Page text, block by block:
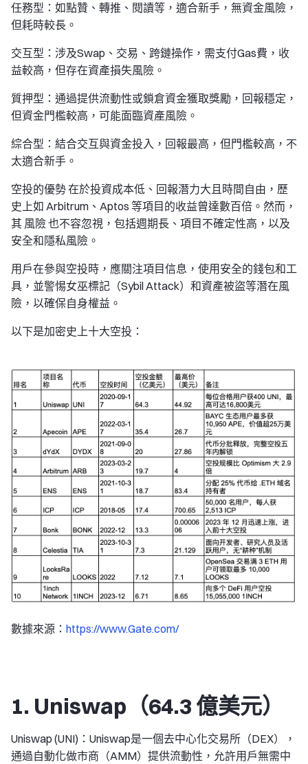
任務型：如點贊、轉推、閱讀等，適合新手，無資金風險，
但耗時較長。
交互型：涉及Swap、交易、跨鏈操作，需支付Gas費，收
益較高，但存在資產損失風險。
質押型：通過提供流動性或鎖倉資金獲取獎勵，回報穩定，
但資金門檻較高，可能面臨資產風險。
綜合型：結合交互與資金投入，回報最高，但門檻較高，不
太適合新手。
空投的優勢 在於投資成本低、回報潛力大且時間自由，歷
史上如 Arbitrum、Aptos 等項目的收益曾達數百倍。然而，
其 風險 也不容忽視，包括週期長、項目不確定性高，以及
安全和隱私風險。
用戶在參與空投時，應關注項目信息，使用安全的錢包和工
具，並警惕女巫標記（Sybil Attack）和資產被盜等潛在風
險，以確保自身權益。
以下是加密史上十大空投：
數據來源： https://www.Gate.com/
1. Uniswap（64.3 億美元）
Uniswap (UNI)：Uniswap是一個去中心化交易所（DEX），
通過自動化做市商（AMM）提供流動性，允許用戶無需中